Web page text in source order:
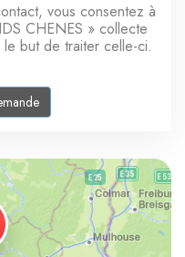
vous consentez à
CHENES » collecte
but de traiter celle-ci.